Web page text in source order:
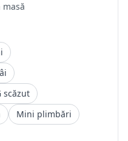
masă
scăzut
Mini plimbări